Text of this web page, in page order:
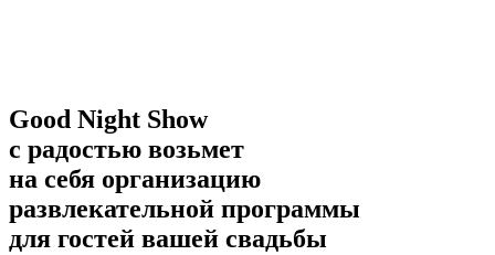
Good Night Show
с радостью возьмет
на себя организацию
развлекательной программы
для гостей вашей свадьбы